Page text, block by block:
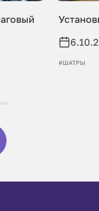
#ШАТРЫ